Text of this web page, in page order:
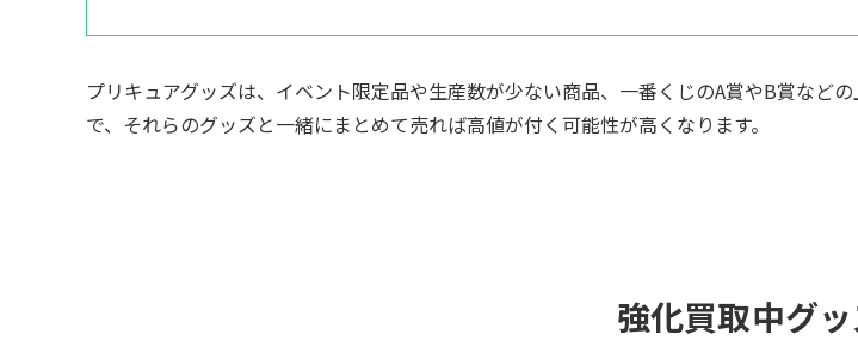
プリキュアグッズは、イベント限定品や生産数が少ない商品、一番くじのA賞やB賞など
で、それらのグッズと一緒にまとめて売れば高値が付く可能性が高くなります。
強化買取中グ